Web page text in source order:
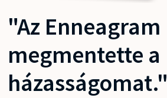
"Az Enneagram
megmentette a
házasságomat."